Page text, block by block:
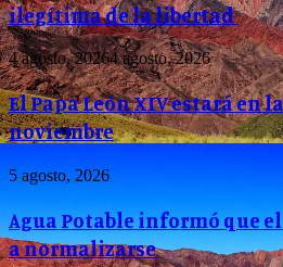
ilegítima de la libertad
4 agosto, 20264 agosto, 2026
El Papa León XIV estará en
noviembre
5 agosto, 2026
Agua Potable informó que
a normalizarse